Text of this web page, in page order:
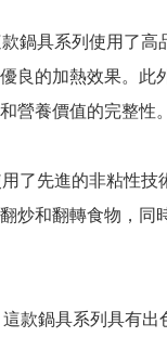
鍋具系列使用了高
良的加熱效果。此
營養價值的完整性。
了先進的非粘性技
炒和翻轉食物，同
款鍋具系列具有出